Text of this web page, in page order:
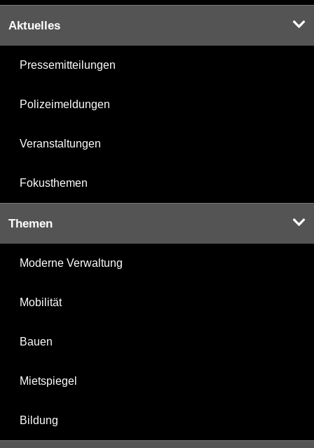
Aktuelles
Pressemitteilungen
Polizeimeldungen
Veranstaltungen
Fokusthemen
Themen
Moderne Verwaltung
Mobilität
Bauen
Mietspiegel
Bildung